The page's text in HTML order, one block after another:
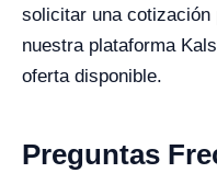
solicitar una cotización
nuestra plataforma
oferta disponible.
Preguntas